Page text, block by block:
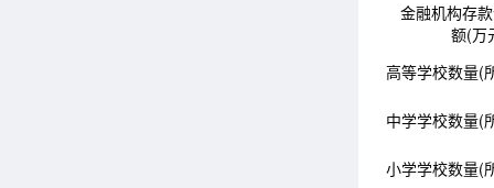
金融机构存
额(万
高等学校数量(
中学学校数量(
小学学校数量(